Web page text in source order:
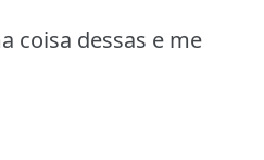
coisa dessas e me